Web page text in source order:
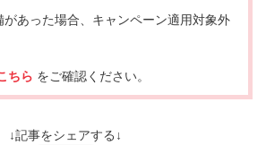
あった場合、キャンペーン適用対象外
ちら をご確認ください。
↓記事をシェアする↓